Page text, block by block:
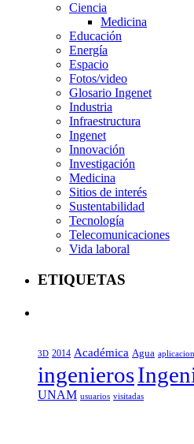
Ciencia
Medicina
Educación
Energía
Espacio
Fotos/video
Glosario Ingenet
Industria
Infraestructura
Ingenet
Innovación
Investigación
Medicina
Sitios de interés
Sustentabilidad
Tecnología
Telecomunicaciones
Vida laboral
ETIQUETAS
3D 2014 Académica Agua
ingenieros
UNAM usuarios visitadas